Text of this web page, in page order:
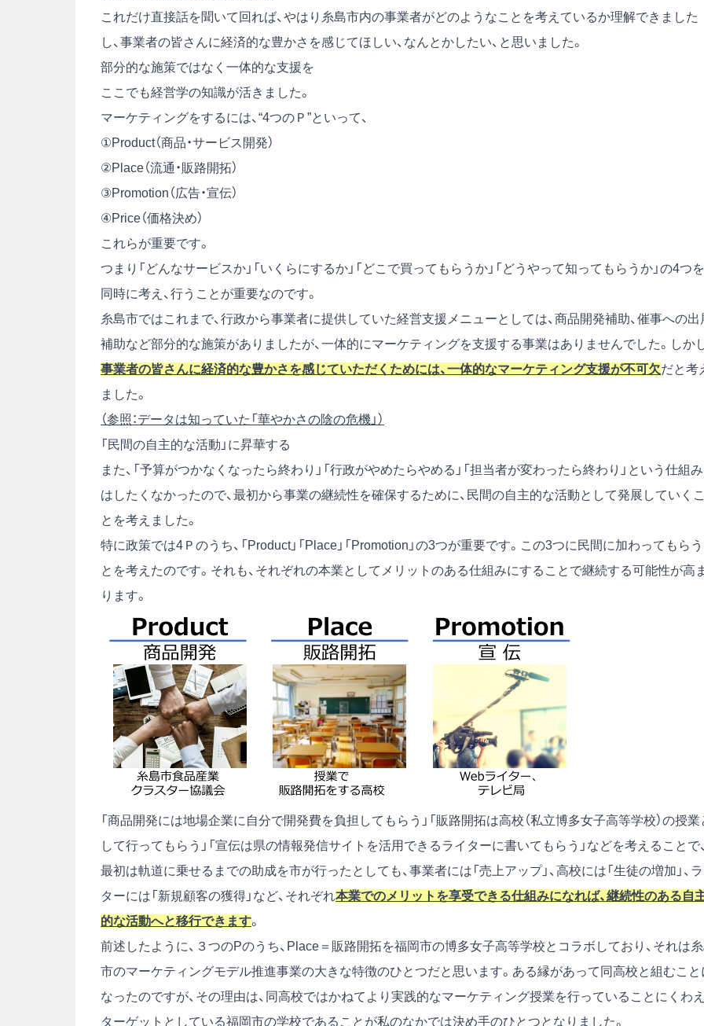
これだけ直接話を聞いて回れば、やはり糸島市内の事業者がどのようなことを考えているか理解できました
し、事業者の皆さんに経済的な豊かさを感じてほしい、なんとかしたい、と思いました。
部分的な施策ではなく一体的な支援を
ここでも経営学の知識が活きました。
マーケティングをするには、“4つのＰ”といって、
①Product（商品・サービス開発）
②Place（流通・販路開拓）
③Promotion（広告・宣伝）
④Price（価格決め）
これらが重要です。
つまり「どんなサービスか」「いくらにするか」「どこで買ってもらうか」「どうやって知ってもらうか」の4つを
同時に考え、行うことが重要なのです。
糸島市ではこれまで、行政から事業者に提供していた経営支援メニューとしては、商品開発補助、催事への出
補助など部分的な施策がありましたが、一体的にマーケティングを支援する事業はありませんでした。しか
事業者の皆さんに経済的な豊かさを感じていただくためには、一体的なマーケティング支援が不可欠だと考
ました。
（参照：データは知っていた「華やかさの陰の危機」）
「民間の自主的な活動」に昇華する
また、「予算がつかなくなったら終わり」「行政がやめたらやめる」「担当者が変わったら終わり」という仕組
はしたくなかったので、最初から事業の継続性を確保するために、民間の自主的な活動として発展していく
とを考えました。
特に政策では4Ｐのうち、「Product」「Place」「Promotion」の3つが重要です。この3つに民間に加わってもら
とを考えたのです。それも、それぞれの本業としてメリットのある仕組みにすることで継続する可能性が高
ります。
「商品開発には地場企業に自分で開発費を負担してもらう」「販路開拓は高校（私立博多女子高等学校）の授業
して行ってもらう」「宣伝は県の情報発信サイトを活用できるライターに書いてもらう」などを考えることで
最初は軌道に乗せるまでの助成を市が行ったとしても、事業者には「売上アップ」、高校には「生徒の増加」、
ターには「新規顧客の獲得」など、それぞれ本業でのメリットを享受できる仕組みになれば、継続性のある自
的な活動へと移行できます。
前述したように、３つのPのうち、Place＝販路開拓を福岡市の博多女子高等学校とコラボしており、それは
市のマーケティングモデル推進事業の大きな特徴のひとつだと思います。ある縁があって同高校と組むこと
なったのですが、その理由は、同高校ではかねてより実践的なマーケティング授業を行っていることにくわえ
ターゲットとしている福岡市の学校であることが私のなかでは決め手のひとつとなりました。